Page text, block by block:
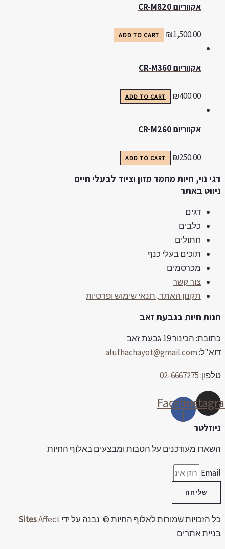
אקווריום CR-M820
₪1,500.00
ADD TO CART
אקווריום CR-M360
₪400.00
ADD TO CART
אקווריום CR-M260
₪250.00
ADD TO CART
נוי, חיות מחמד מזון וציוד לבעלי חיים
באתר
דגים
כלבים
חתולים
תוכים בעלי כנף
מכרסמים
צור קשר
תקנון האתר, תנאי שימוש ופרטיות
חיות בגבעת זאב
הכינור 19 גבעת זאב
alufhachayot@gmail.com
02-6667275
Facebook-
f
מעודכנים על הטבות ומבצעים באלוף החיות
שליחה
הזכויות שמורות לאלוף החיות © נבנה על ידי SitesAffect
אתרים